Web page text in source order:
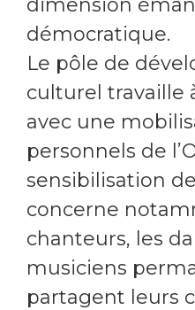
démocratique.
Le pôle de
culturel travaille
avec une
personnels de
sensibilisation
concerne
chanteurs, les
musiciens
partagent leurs